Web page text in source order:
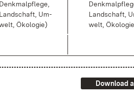
Denk­mal­pfle­ge,
Land­schaft, Um­
Öko­lo­gie)
Land­schaft,
welt,
Download